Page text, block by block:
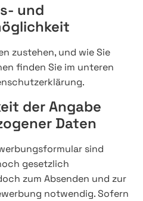
und
zustehen, und wie Sie
finden Sie im unteren
der Angabe
Daten
sind
gesetzlich
zum Absenden und zur
notwendig. Sofern